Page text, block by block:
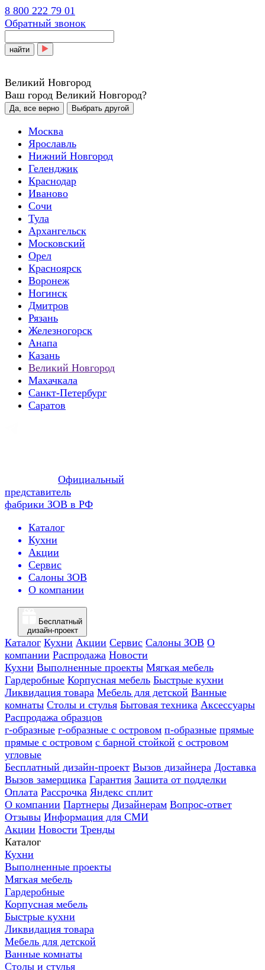
8 800 222 79 01
Обратный звонок
найти
Великий Новгород
Ваш город Великий Новгород?
Да, все верно Выбрать другой
Москва
Ярославль
Нижний Новгород
Геленджик
Краснодар
Иваново
Сочи
Тула
Архангельск
Московский
Орел
Красноярск
Воронеж
Ногинск
Дмитров
Рязань
Железногорск
Анапа
Казань
Великий Новгород
Махачкала
Санкт-Петербург
Саратов
Официальный
представитель
фабрики ЗОВ в РФ
Каталог
Кухни
Акции
Сервис
Салоны ЗОВ
О компании
Бесплатный
дизайн-проект
Каталог Кухни Акции Сервис Салоны ЗОВ О
компании Распродажа Новости
Кухни Выполненные проекты Мягкая мебель
Гардеробные Корпусная мебель Быстрые кухни
Ликвидация товара Мебель для детской Ванные
комнаты Столы и стулья Бытовая техника Аксессуары
Распродажа образцов
г-образные г-образные с островом п-образные прямые
прямые с островом с барной стойкой с островом
угловые
Бесплатный дизайн-проект Вызов дизайнера Доставка
Вызов замерщика Гарантия Защита от подделки
Оплата Рассрочка Яндекс сплит
О компании Партнеры Дизайнерам Вопрос-ответ
Отзывы Информация для СМИ
Акции Новости Тренды
Каталог
Кухни
Выполненные проекты
Мягкая мебель
Гардеробные
Корпусная мебель
Быстрые кухни
Ликвидация товара
Мебель для детской
Ванные комнаты
Столы и стулья